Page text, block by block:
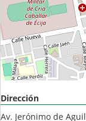
Dirección
Av. Jerónimo de